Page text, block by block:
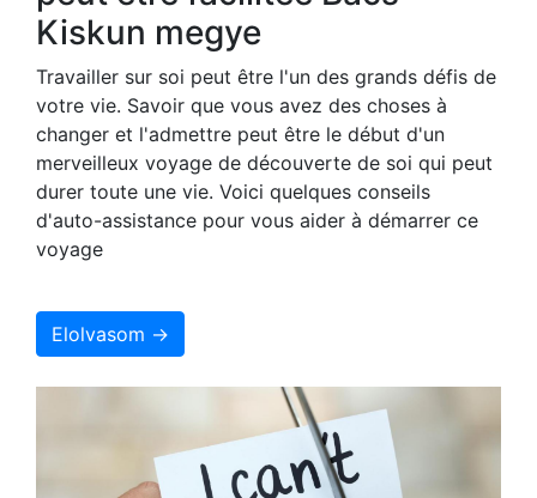
Kiskun megye
Travailler sur soi peut être l'un des grands défis de
votre vie. Savoir que vous avez des choses à
changer et l'admettre peut être le début d'un
merveilleux voyage de découverte de soi qui peut
durer toute une vie. Voici quelques conseils
d'auto-assistance pour vous aider à démarrer ce
voyage
Elolvasom →